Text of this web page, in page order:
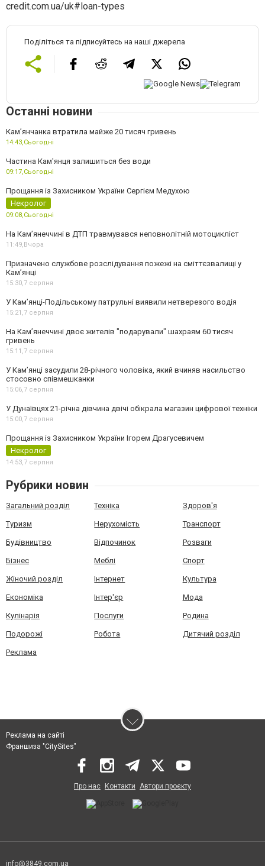
credit.com.ua/uk#loan-types
Поділіться та підписуйтесь на наші джерела
Останні новини
Камʼянчанка втратила майже 20 тисяч гривень
14:43,Сьогодні
Частина Кам'янця залишиться без води
09:17,Сьогодні
Прощання із Захисником України Сергієм Медухою
Некролог
09:08,Сьогодні
На Кам’янеччині в ДТП травмувався неповнолітній мотоцикліст
11:49,Вчора
Призначено службове розслідування пожежі на сміттєзвалищі у
Кам’янці
15:30,7 серпня
У Кам’янці-Подільському патрульні виявили нетверезого водія
15:21,7 серпня
На Камʼянеччині двоє жителів "подарували" шахраям 60 тисяч
гривень
15:11,7 серпня
У Камʼянці засудили 28-річного чоловіка, який вчиняв насильство
стосовно співмешканки
15:06,7 серпня
У Дунаївцях 21-річна дівчина двічі обікрала магазин цифрової техніки
15:00,7 серпня
Прощання із Захисником України Ігорем Драгусевичем
Некролог
14:53,7 серпня
Рубрики новин
Загальний розділ Техніка Здоров'я
Туризм Нерухомість Транспорт
Будівництво Відпочинок Розваги
Бізнес Меблі Спорт
Жіночий розділ Інтернет Культура
Економіка Інтер'єр Мода
Кулінарія Послуги Родина
Подорожі Робота Дитячий розділ
Реклама
Реклама на сайті
Франшиза "CitySites"
Про нас Контакти Автори проєкту
info@3849.com.ua